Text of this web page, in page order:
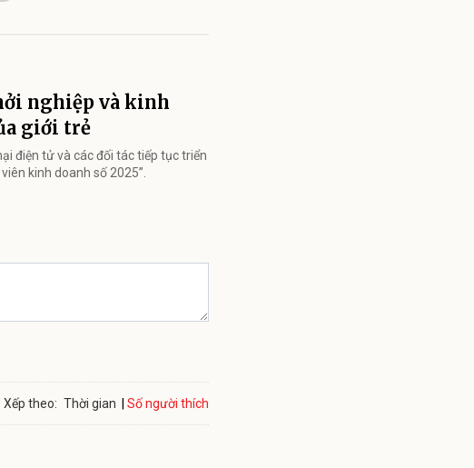
nghiệp và kinh
giới trẻ
điện tử và các đối tác tiếp tục triển
kinh doanh số 2025”.
Xếp theo: Thời gian Số người thích